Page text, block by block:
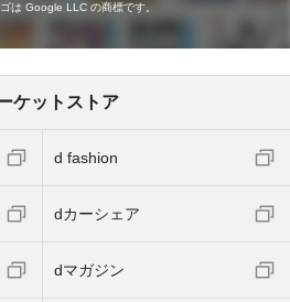
は Google LLC の商標です。
ケットストア
d fashion
dカーシェア
dマガジン